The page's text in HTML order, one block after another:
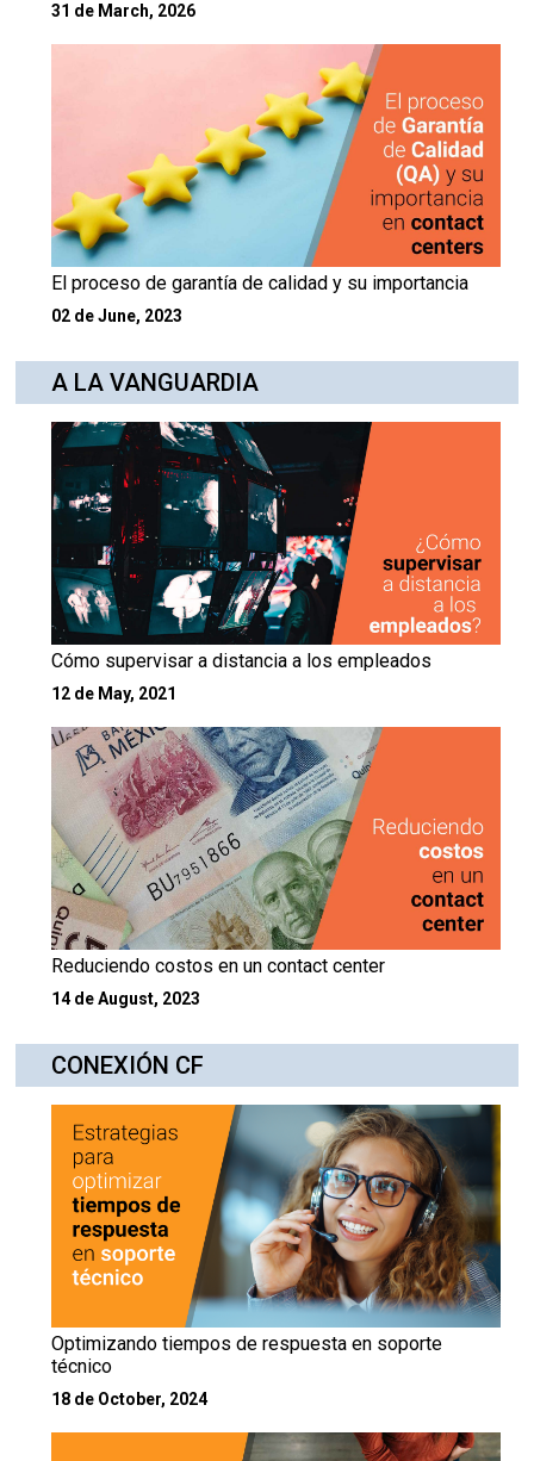
31 de March, 2026
El proceso de garantía de calidad y su importancia
02 de June, 2023
A LA VANGUARDIA
Cómo supervisar a distancia a los empleados
12 de May, 2021
Reduciendo costos en un contact center
14 de August, 2023
CONEXIÓN CF
Optimizando tiempos de respuesta en soporte
técnico
18 de October, 2024